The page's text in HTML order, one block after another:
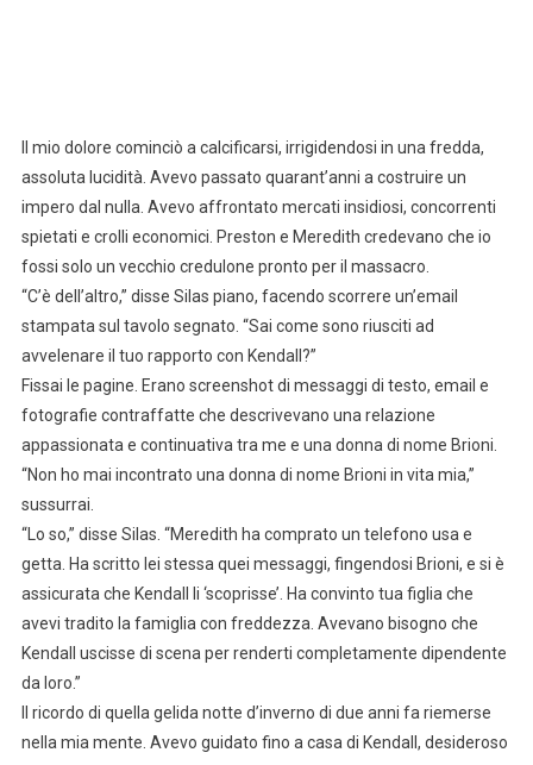
Il mio dolore cominciò a calcificarsi, irrigidendosi in una fredda,
assoluta lucidità. Avevo passato quarant’anni a costruire un
impero dal nulla. Avevo affrontato mercati insidiosi, concorrenti
spietati e crolli economici. Preston e Meredith credevano che io
fossi solo un vecchio credulone pronto per il massacro.
“C’è dell’altro,” disse Silas piano, facendo scorrere un’email
stampata sul tavolo segnato. “Sai come sono riusciti ad
avvelenare il tuo rapporto con Kendall?”
Fissai le pagine. Erano screenshot di messaggi di testo, email e
fotografie contraffatte che descrivevano una relazione
appassionata e continuativa tra me e una donna di nome Brioni.
“Non ho mai incontrato una donna di nome Brioni in vita mia,”
sussurrai.
“Lo so,” disse Silas. “Meredith ha comprato un telefono usa e
getta. Ha scritto lei stessa quei messaggi, fingendosi Brioni, e si è
assicurata che Kendall li ‘scoprisse’. Ha convinto tua figlia che
avevi tradito la famiglia con freddezza. Avevano bisogno che
Kendall uscisse di scena per renderti completamente dipendente
da loro.”
Il ricordo di quella gelida notte d’inverno di due anni fa riemerse
nella mia mente. Avevo guidato fino a casa di Kendall, desideroso